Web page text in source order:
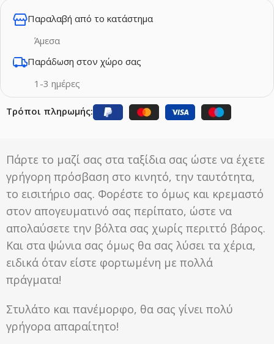
Παραλαβή από το κατάστημα
Άμεσα
Παράδωση στον χώρο σας
1-3 ημέρες
Τρόποι πληρωμής:
Πάρτε το μαζί σας στα ταξίδια σας ώστε να έχετε
γρήγορη πρόσβαση στο κινητό, την ταυτότητα,
το εισιτήριο σας. Φορέστε το όμως και κρεμαστό
στον απογευματινό σας περίπατο, ώστε να
απολαύσετε την βόλτα σας χωρίς περιττό βάρος.
Και στα ψώνια σας όμως θα σας λύσει τα χέρια,
ειδικά όταν είστε φορτωμένη με πολλά
πράγματα!
Στυλάτο και πανέμορφο, θα σας γίνει πολύ
γρήγορα απαραίτητο!